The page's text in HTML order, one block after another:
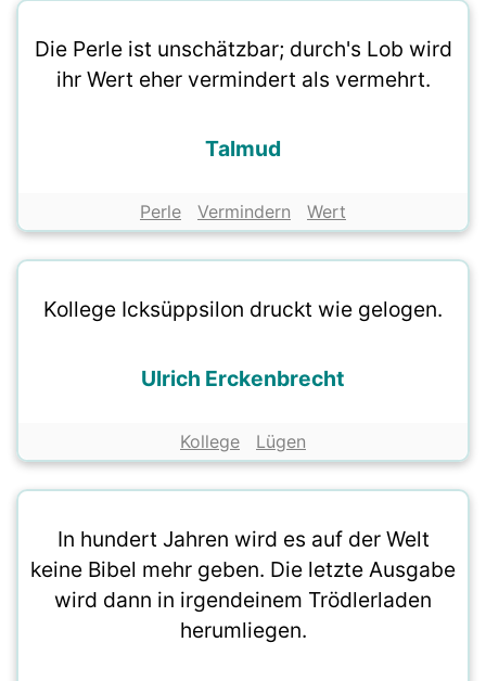
Die Perle ist unschätzbar; durch's Lob wird
ihr Wert eher vermindert als vermehrt.
Talmud
Perle Vermindern Wert
Kollege Icksüppsilon druckt wie gelogen.
Ulrich Erckenbrecht
Kollege Lügen
In hundert Jahren wird es auf der Welt
keine Bibel mehr geben. Die letzte Ausgabe
wird dann in irgendeinem Trödlerladen
herumliegen.